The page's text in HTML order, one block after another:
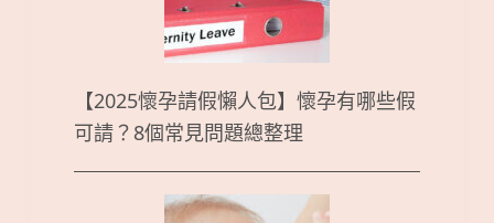
【2025懷孕請假懶人包】懷孕有哪些假
可請？8個常見問題總整理